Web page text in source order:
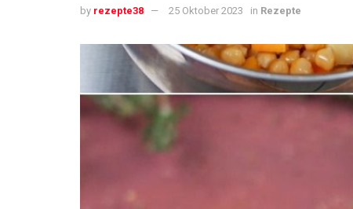
by rezepte38 25 Oktober 2023 in Rezepte